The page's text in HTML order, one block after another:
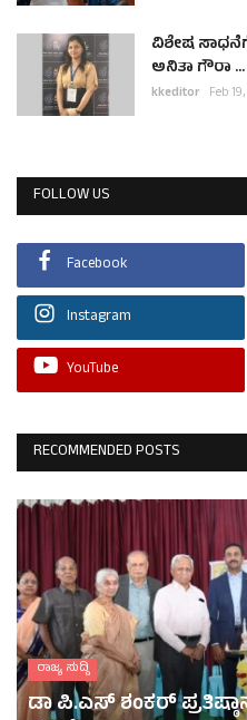
ವಿಶೇಷ
ಅನಿತಾ ಗೌರಾ ...
kkeditor Feb
FOLLOW US
Facebook
Instagram
YouTube
RECOMMENDED POSTS
ರಾಜ್ಯ ಸುದ್ದಿ
ಡಾ ಪಿ.ಎಸ್ ಶಂಕರ್